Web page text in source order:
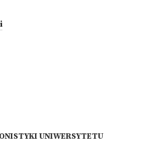
UNIWERSYTETU